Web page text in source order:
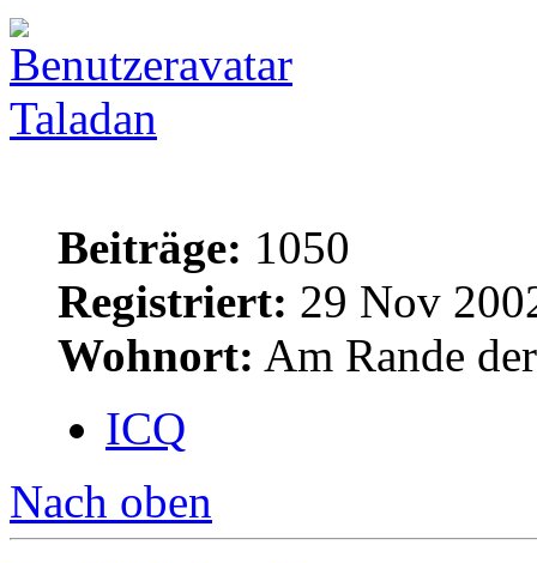
Taladan
Beiträge: 1050
Registriert: 29 Nov
Wohnort: Am Rande
ICQ
Nach oben